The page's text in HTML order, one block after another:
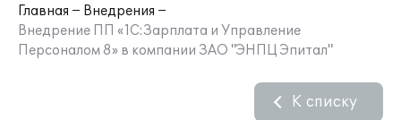
Главная
Внедрения
Внедрение ПП «1С:Зарплата и Управление
Персоналом 8» в компании ЗАО "ЭНПЦ Эпитал"
К списку